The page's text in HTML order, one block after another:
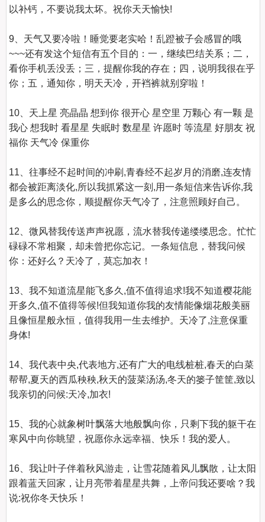
以补钙，不要说我太坏。祝你天天愉快!
9、天气又要冷啦！睡觉要老实哈！乱蹬被子会感冒的哦
~~~还有发这个短信有五个目的：一，继续巴结关系；二，
看你手机丢没丢；三，提醒你我的存在；四，说明我很在乎
你；五，通知你，明天天冷，开裆裤就别穿啦！
10、天上星 亮晶晶 想到你 很开心 星空里 万颗心 有一颗 是
我心 想我时 看星星 失眠时 数星星 许愿时 等流星 好朋友 祝
福你 天气冷 保重你
11、往事经不起时间的冲刷,青春经不起岁月的消磨,连友情
都会被距离淡化,所以我抓紧这一刻,用一条短信来告诉你,我
是多么的思念你，顺提醒你天气冷了，注意照顾好自己。
12、微风替我传送声声祝愿，流水替我传递缕缕思念。忙忙
碌碌不常相聚，却未曾把你忘记。一条短信息，替我问候
你：还好么？天冷了，莫忘加衣！
13、我不知道流星能飞多久,值不值得追求!我不知道樱花能
开多久,值不值得等候!但我知道你我的友情能像烟花般美丽
且像恒星般永恒，值得我用一生去维护。天冷了,注意保重
身体!
14、我代表中央,代表地方,还有广大的电线桩桩,春天的白菜
帮帮,夏天的西瓜秧秧,秋天的菠菜汤汤,冬天的篓子筐筐,致以
我亲切的问候:天冷,加衣!
15、我的心就象树叶飘落大地般飘向你，只剩下我的躯干在
寒风中向你眺望，祝愿你永远幸福、快乐！我的爱人。
16、我让叶子伴着秋风游走，让雪花随着风儿飘散，让太阳
跟着蓝天回家，让月亮带着星星共舞，上帝问我还要啥？我
说:祝你冬天快乐！